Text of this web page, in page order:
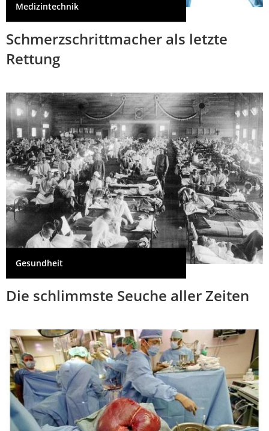
Medizintechnik
Schmerzschrittmacher als letzte
Rettung
Gesundheit
Die schlimmste Seuche aller Zeiten